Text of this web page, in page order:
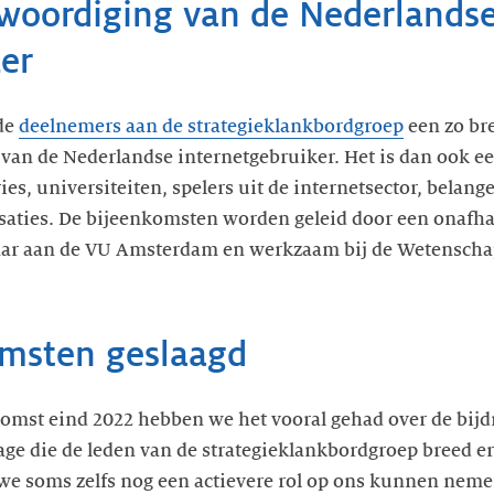
van de
deelnemers aan de strategieklankbordgroep een zo
de Nederlandse internetgebruiker. Het is dan ook
universiteiten, spelers uit de internetsector,
De bijeenkomsten worden geleid door een
aan de VU Amsterdam en werkzaam bij de
geslaagd
eind 2022 hebben we het vooral gehad over de
die de leden van de strategieklankbordgroep breed
soms zelfs nog een actievere rol op ons kunnen